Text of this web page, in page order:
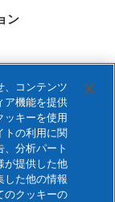
ン
、コンテンツ
ア機能を提供
ッキーを使用
トの利用に関
分析パート
が提供した他
した他の情報
のクッキーの